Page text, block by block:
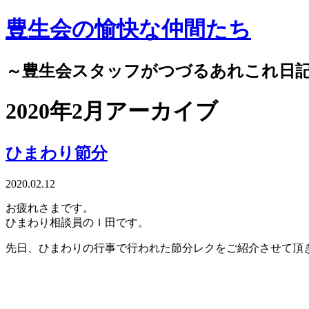
豊生会の愉快な仲間たち
～豊生会スタッフがつづるあれこれ日
2020年2月アーカイブ
ひまわり節分
2020.02.12
お疲れさまです。
ひまわり相談員のＩ田です。
先日、ひまわりの行事で行われた節分レクをご紹介させて頂